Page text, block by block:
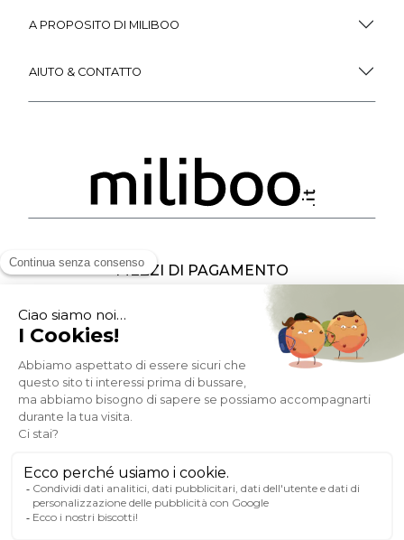
A PROPOSITO DI MILIBOO
AIUTO & CONTATTO
MEZZI DI PAGAMENTO
SOCIAL NETWORK
ITALIA